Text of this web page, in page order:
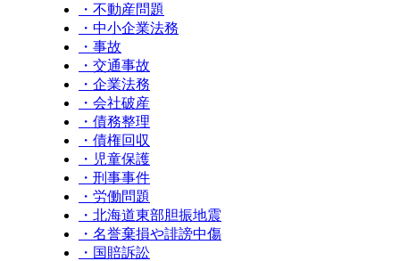
・不動産問題
・中小企業法務
・事故
・交通事故
・企業法務
・会社破産
・債務整理
・債権回収
・児童保護
・刑事事件
・労働問題
・北海道東部胆振地震
・名誉棄損や誹謗中傷
・国賠訴訟